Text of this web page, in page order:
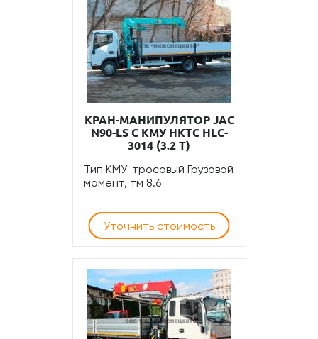
КРАН-МАНИПУЛЯТОР JAC
N90-LS С КМУ HKTC HLC-
3014 (3.2 Т)
Тип КМУ-тросовый Грузовой
момент, тм 8.6
Уточнить стоимость